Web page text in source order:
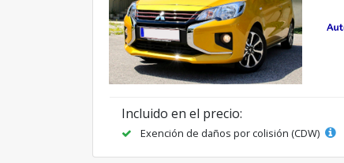
Incluido en el precio:
Exención de daños por colisión (CDW)